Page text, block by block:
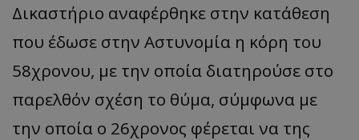
Δικαστήριο αναφέρθηκε στην κατάθεση
που έδωσε στην Αστυνομία η κόρη του
58χρονου, με την οποία διατηρούσε στο
παρελθόν σχέση το θύμα, σύμφωνα με
την οποία ο 26χρονος φέρεται να της